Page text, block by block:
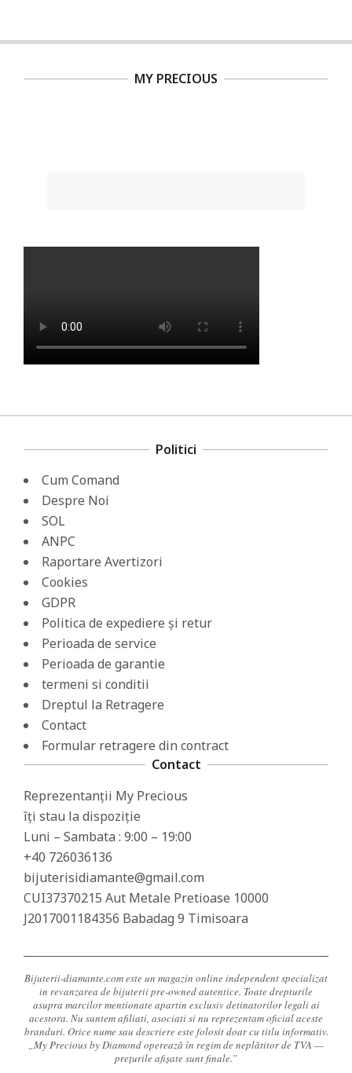
MY PRECIOUS
Politici
Cum Comand
Despre Noi
SOL
ANPC
Raportare Avertizori
Cookies
GDPR
Politica de expediere și retur
Perioada de service
Perioada de garantie
termeni si conditii
Dreptul la Retragere
Contact
Formular retragere din contract
Contact
Reprezentanții My Precious
îți stau la dispoziție
Luni – Sambata : 9:00 – 19:00
+40 726036136
bijuterisidiamante@gmail.com
CUI37370215 Aut Metale Pretioase 10000
J2017001184356 Babadag 9 Timisoara
Bijuterii-diamante.com este un magazin online independent specializat
in revanzarea de bijuterii pre-owned autentice. Toate drepturile
asupra marcilor mentionate apartin exclusiv detinatorilor legali ai
acestora. Nu suntem afiliati, asociati si nu reprezentam oficial aceste
branduri. Orice nume sau descriere este folosit doar cu titlu informativ.
„My Precious by Diamond operează în regim de neplătitor de TVA —
prețurile afișate sunt finale.”